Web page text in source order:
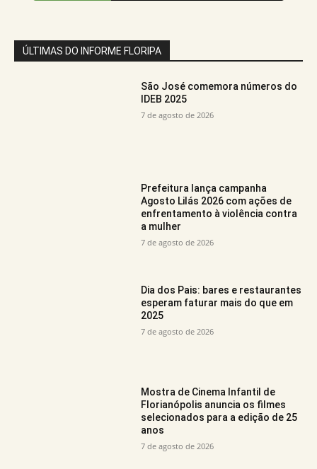
ÚLTIMAS DO INFORME FLORIPA
São José comemora números do
IDEB 2025
7 de agosto de 2026
Prefeitura lança campanha
Agosto Lilás 2026 com ações de
enfrentamento à violência contra
a mulher
7 de agosto de 2026
Dia dos Pais: bares e restaurantes
esperam faturar mais do que em
2025
7 de agosto de 2026
Mostra de Cinema Infantil de
Florianópolis anuncia os filmes
selecionados para a edição de 25
anos
7 de agosto de 2026